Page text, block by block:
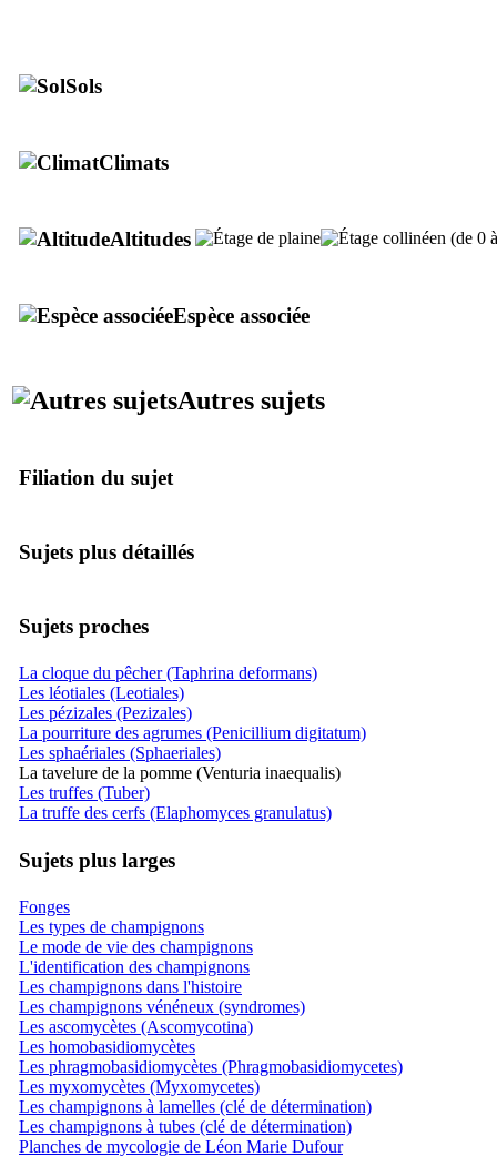
Sols
Climats
Altitudes
Espèce associée
Autres sujets
Filiation du sujet
Sujets plus détaillés
Sujets proches
La cloque du pêcher (Taphrina deformans)
Les léotiales (Leotiales)
Les pézizales (Pezizales)
La pourriture des agrumes (Penicillium digitatum)
Les sphaériales (Sphaeriales)
La tavelure de la pomme (Venturia inaequalis)
Les truffes (Tuber)
La truffe des cerfs (Elaphomyces granulatus)
Sujets plus larges
Fonges
Les types de champignons
Le mode de vie des champignons
L'identification des champignons
Les champignons dans l'histoire
Les champignons vénéneux (syndromes)
Les ascomycètes (Ascomycotina)
Les homobasidiomycètes
Les phragmobasidiomycètes (Phragmobasidiomycetes)
Les myxomycètes (Myxomycetes)
Les champignons à lamelles (clé de détermination)
Les champignons à tubes (clé de détermination)
Planches de mycologie de Léon Marie Dufour